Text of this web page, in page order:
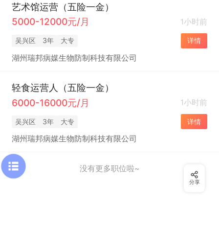
艺术馆运营（五险一金）
5000-12000元/月
1小时前
吴兴区 3年 大专 详情
湖州瑞邦病媒生物防制科技有限公司
轻食运营人（五险一金）
6000-16000元/月
1小时前
吴兴区 3年 大专 详情
湖州瑞邦病媒生物防制科技有限公司
没有更多职位啦~
分享